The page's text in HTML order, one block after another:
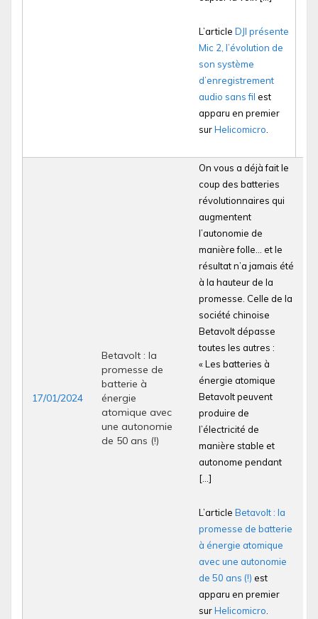
L’article DJI présente
Mic 2, l’évolution de
son système
d’enregistrement
audio sans fil est
apparu en premier
surHelicomicro
17/01/2024
Betavolt : la
promesse de
batterie à
énergie
atomique avec
une autonomie
de 50 ans (!)
On vous a déjà fait le
coup des batteries
révolutionnaires qui
augmentent
l’autonomie de
manière folle… et le
résultat n’a jamais été
à la hauteur de la
promesse. Celle de la
société chinoise
Betavolt dépasse
toutes les autres :
« Les batteries à
énergie atomique
Betavolt peuvent
produire de
l’électricité de
manière stable et
autonome pendant
[…]
L’article Betavolt : la
promesse de batterie
à énergie atomique
avec une autonomie
de 50 ans (!) est
apparu en premier
surHelicomicro